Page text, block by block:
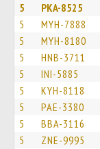
5 PKA-8525
5 MYH-7888
5 MYH-8180
5 HNB-3711
5 INI-5885
5 KYH-8118
5 PAE-3380
5 BBA-3116
5 ZNE-9995